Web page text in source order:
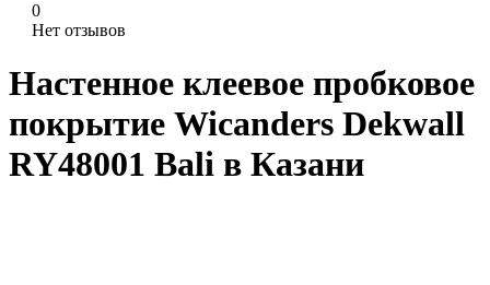
0
Нет отзывов
Настенное клеевое пробковое
покрытие Wicanders Dekwall
RY48001 Bali в Казани